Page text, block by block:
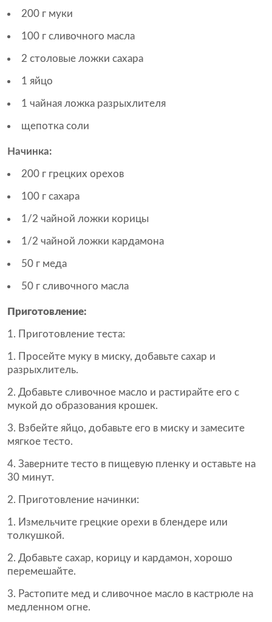
200 г муки
100 г сливочного масла
2 столовые ложки сахара
1 яйцо
1 чайная ложка разрыхлителя
щепотка соли
Начинка:
200 г грецких орехов
100 г сахара
1/2 чайной ложки корицы
1/2 чайной ложки кардамона
50 г меда
50 г сливочного масла
Приготовление:
Приготовление теста:
1. Просейте муку в миску, добавьте сахар и
разрыхлитель.
2. Добавьте сливочное масло и растирайте его с
мукой до образования крошек.
3. Взбейте яйцо, добавьте его в миску и замесите
мягкое тесто.
4. Заверните тесто в пищевую пленку и оставьте на
30 минут.
Приготовление начинки:
1. Измельчите грецкие орехи в блендере или
толкушкой.
2. Добавьте сахар, корицу и кардамон, хорошо
перемешайте.
3. Растопите мед и сливочное масло в кастрюле на
медленном огне.